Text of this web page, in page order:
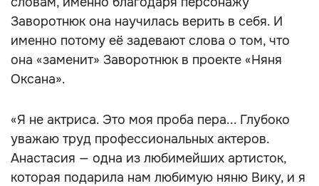
Заворотнюк она научилась верить в себя. И
именно потому её задевают слова о том, что
она «заменит» Заворотнюк в проекте «Няня
Оксана».
«Я не актриса. Это моя проба пера... Глубоко
уважаю труд профессиональных актеров.
Анастасия — одна из любимейших артисток,
которая подарила нам любимую няню Вику, и я